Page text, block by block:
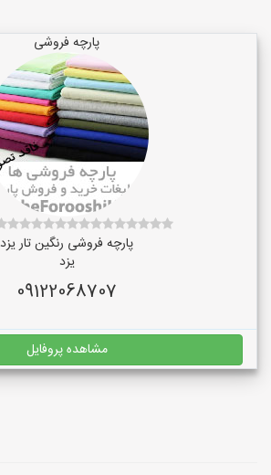
پارچه فروشی
پارچه فروشی رنگین تار یزد
یزد
09122068707
مشاهده پروفایل